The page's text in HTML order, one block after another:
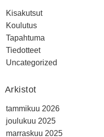
Kisakutsut
Koulutus
Tapahtuma
Tiedotteet
Uncategorized
Arkistot
tammikuu 2026
joulukuu 2025
marraskuu 2025